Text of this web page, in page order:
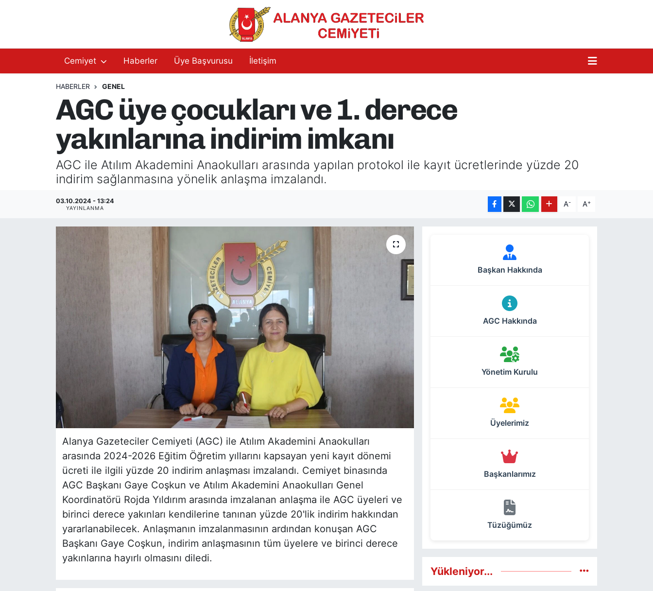
Cemiyet Haberler Üye Başvurusu İletişim
HABERLER GENEL
AGC üye çocukları ve 1. derece
yakınlarına indirim imkanı
AGC ile Atılım Akademini Anaokulları arasında yapılan protokol ile kayıt ücretlerinde yüzde 20
indirim sağlanmasına yönelik anlaşma imzalandı.
03.10.2024 - 13:24
YAYINLANMA A- A+
Alanya Gazeteciler Cemiyeti (AGC) ile Atılım Akademini Anaokulları
arasında 2024-2026 Eğitim Öğretim yıllarını kapsayan yeni kayıt dönemi
ücreti ile ilgili yüzde 20 indirim anlaşması imzalandı. Cemiyet binasında
AGC Başkanı Gaye Coşkun ve Atılım Akademini Anaokulları Genel
Koordinatörü Rojda Yıldırım arasında imzalanan anlaşma ile AGC üyeleri ve
birinci derece yakınları kendilerine tanınan yüzde 20'lik indirim hakkından
yararlanabilecek. Anlaşmanın imzalanmasının ardından konuşan AGC
Başkanı Gaye Coşkun, indirim anlaşmasının tüm üyelere ve birinci derece
yakınlarına hayırlı olmasını diledi.
Başkan Hakkında
AGC Hakkında
Yönetim Kurulu
Üyelerimiz
Başkanlarımız
Tüzüğümüz
Yükleniyor...
Başkanlarımız
Yönetim Kurulu
Üyelerimiz
Tüzüğümüz
Üye Başvurusu
AGC Hakkında
Yönetim Kurulu
Üyelerimiz
Başkanlarımız
Tüzüğümüz